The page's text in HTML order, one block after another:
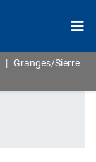
| Granges/Sierre